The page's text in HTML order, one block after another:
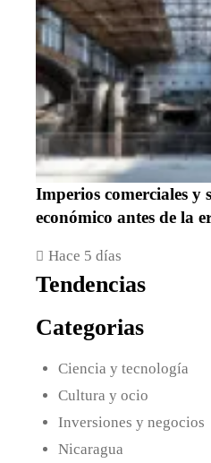
Imperios comerciales y
económico antes de la
Hace 5 días
Tendencias
Categorias
Ciencia y tecnología
Cultura y ocio
Inversiones y negocios
Nicaragua